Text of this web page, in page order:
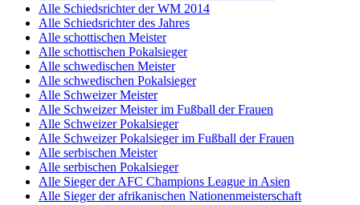
Alle Schiedsrichter der WM 2014
Alle Schiedsrichter des Jahres
Alle schottischen Meister
Alle schottischen Pokalsieger
Alle schwedischen Meister
Alle schwedischen Pokalsieger
Alle Schweizer Meister
Alle Schweizer Meister im Fußball der Frauen
Alle Schweizer Pokalsieger
Alle Schweizer Pokalsieger im Fußball der Frauen
Alle serbischen Meister
Alle serbischen Pokalsieger
Alle Sieger der AFC Champions League in Asien
Alle Sieger der afrikanischen Nationenmeisterschaft